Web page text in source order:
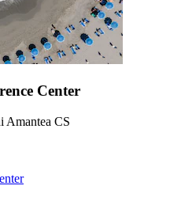
Center
Amantea CS